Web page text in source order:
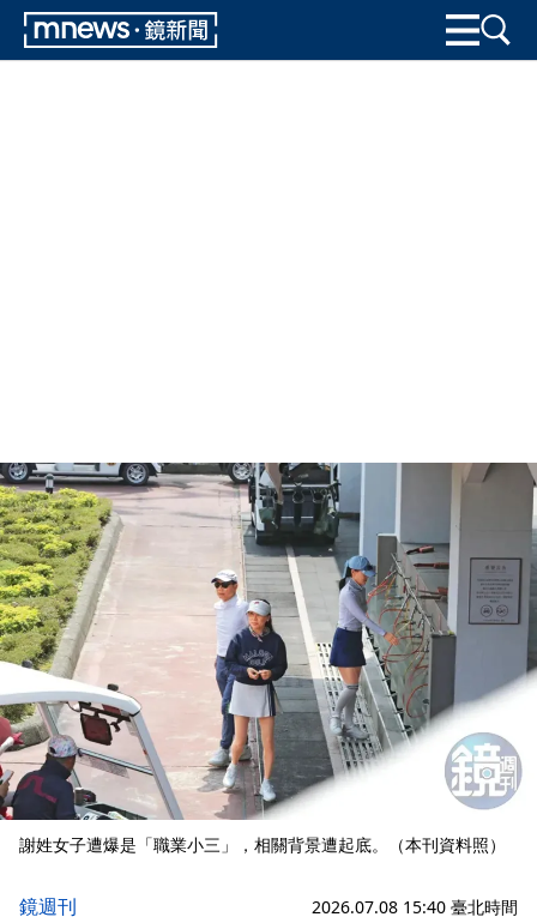
謝姓女子遭爆是「職業小三」，相關背景遭起底。（本刊資料照）
鏡週刊 2026.07.08 15:40 臺北時間